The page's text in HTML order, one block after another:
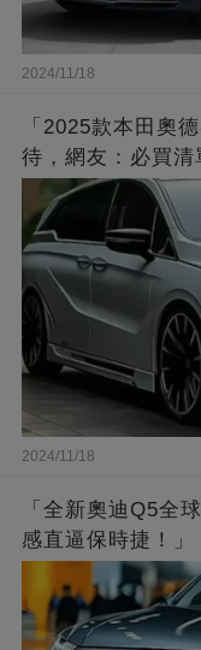
2024/11/18
「2025款本田奧
待，網友：必買清
2024/11/18
「全新奧迪Q5全
感直逼保時捷！」